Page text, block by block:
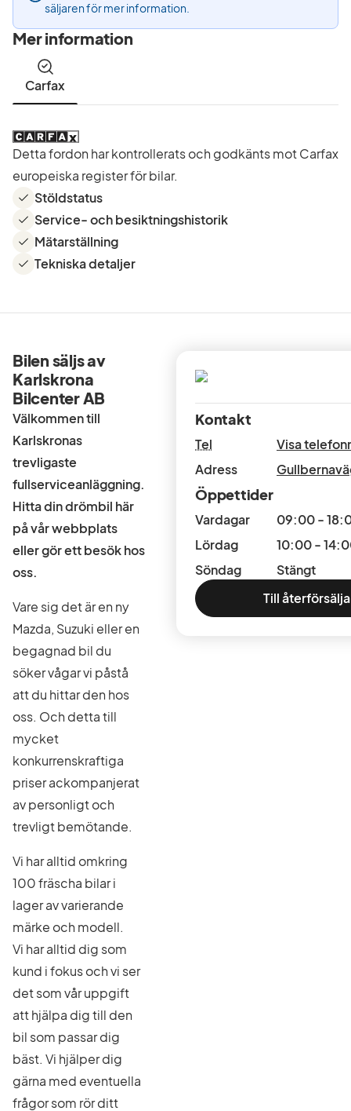
säljaren för mer information.
Mer information
Carfax
Detta fordon har kontrollerats och godkänts mot Carfax
europeiska register för bilar.
Stöldstatus
Service- och besiktningshistorik
Mätarställning
Tekniska detaljer
Bilen säljs av
Karlskrona
Bilcenter AB
Välkommen till
Karlskronas
trevligaste
fullserviceanläggning.
Hitta din drömbil här
på vår webbplats
eller gör ett besök hos
oss.
Vare sig det är en ny
Mazda, Suzuki eller en
begagnad bil du
söker vågar vi påstå
att du hittar den hos
oss. Och detta till
mycket
konkurrenskraftiga
priser ackompanjerat
av personligt och
trevligt bemötande.
Vi har alltid omkring
100 fräscha bilar i
lager av varierande
märke och modell.
Vi har alltid dig som
kund i fokus och vi ser
det som vår uppgift
att hjälpa dig till den
bil som passar dig
bäst. Vi hjälper dig
gärna med eventuella
frågor som rör ditt
Kontakt
Tel
Visa
Adress
Öppettider
Vardagar
09:00 -
Lördag
10:00 -
Söndag
Stängt
Till